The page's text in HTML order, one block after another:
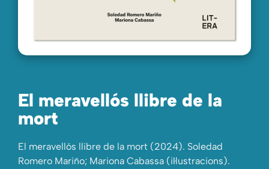
El meravellós llibre de la
mort
El meravellós llibre de la mort (2024). Soledad
Romero Mariño; Mariona Cabassa (il·lustracions).